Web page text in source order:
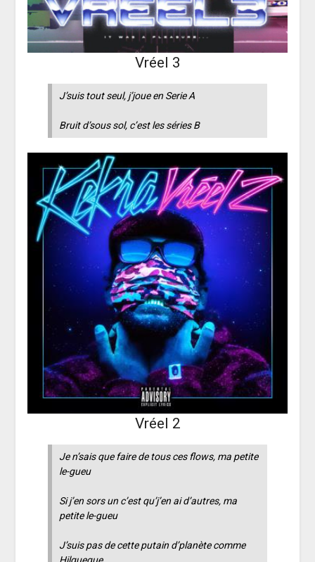
Vréel 3
J’suis tout seul, j’joue en Serie A
Bruit d’sous sol, c’est les séries B
Vréel 2
Je n’sais que faire de tous ces flows, ma petite
le-gueu
Si j’en sors un c’est qu’j’en ai d’autres, ma
petite le-gueu
J’suis pas de cette putain d’planète comme
Hilguegue